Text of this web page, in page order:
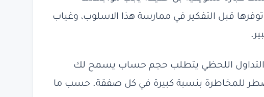
قبل التفكير في ممارسة هذا الاسلوب، وغياب
التداول اللحظي يتطلب حجم حساب يسمح لك
للمخاطرة بنسبة كبيرة في كل صفقة. حسب ما